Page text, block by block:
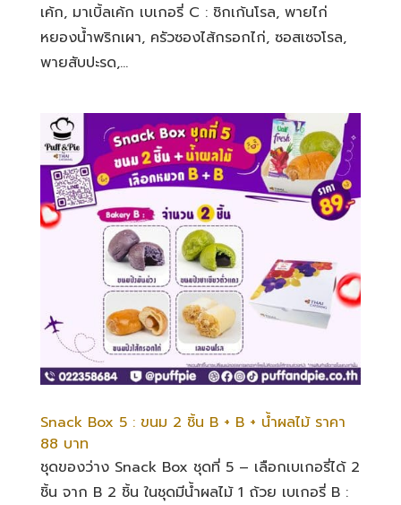
เค้ก, มาเบิ้ลเค้ก เบเกอรี่ C : ชิกเก้นโรล, พายไก่
หยองน้ำพริกเผา, ครัวซองไส้กรอกไก่, ซอสเซจโรล,
พายสับปะรด,...
Snack Box 5 : ขนม 2 ชิ้น B + B + น้ำผลไม้ ราคา
88 บาท
ชุดของว่าง Snack Box ชุดที่ 5 – เลือกเบเกอรี่ได้ 2
ชิ้น จาก B 2 ชิ้น ในชุดมีน้ำผลไม้ 1 ถ้วย เบเกอรี่ B :